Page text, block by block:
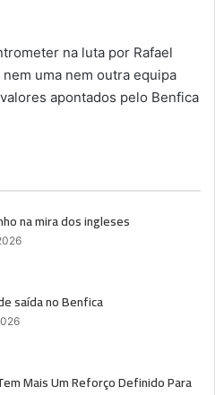
na luta por Rafael
uma nem outra equipa
apontados pelo Benfica
na mira dos ingleses
saída no Benfica
Mais Um Reforço Definido Para